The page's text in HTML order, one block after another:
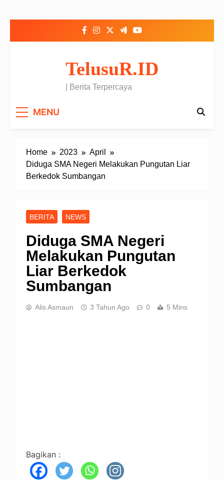
TelusuR.ID
| Berita Terpercaya
MENU
Home 2023
April
Diduga SMA Negeri Melakukan Pungutan Liar
Berkedok Sumbangan
BERITA NEWS
Diduga SMA Negeri
Melakukan Pungutan
Liar Berkedok
Sumbangan
Alis Asmaun 3 Tahun Ago 0 5 Mins
Bagikan :